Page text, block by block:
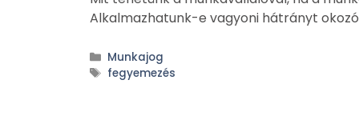
Alkalmazhatunk-e vagyoni hátrányt
Munkajog
fegyemezés